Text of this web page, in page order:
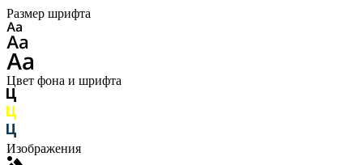
Размер шрифта
Цвет фона и шрифта
Изображения